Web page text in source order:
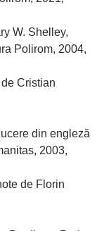
W. Shelley,
Polirom, 2004,
Cristian
din engleză
2003,
de Florin